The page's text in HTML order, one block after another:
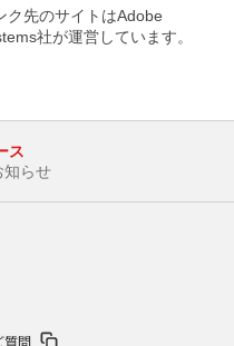
ク先のサイトはAdobe
社が運営しています。
ス
知らせ
質問